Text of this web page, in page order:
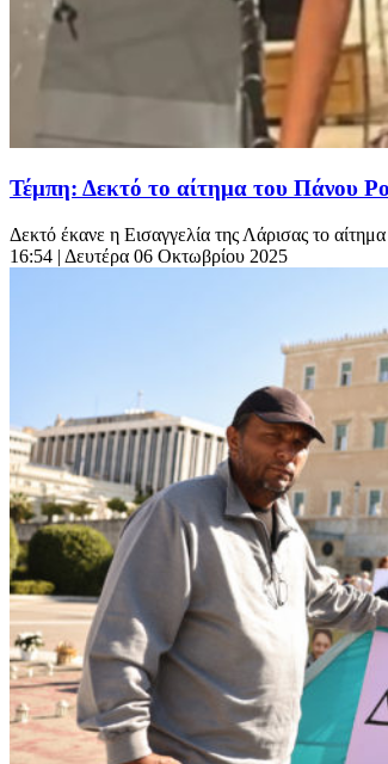
Τέμπη: Δεκτό το αίτημα του Πάνου
Δεκτό έκανε η Εισαγγελία της Λάρισας το
16:54 | Δευτέρα 06 Οκτωβρίου 2025